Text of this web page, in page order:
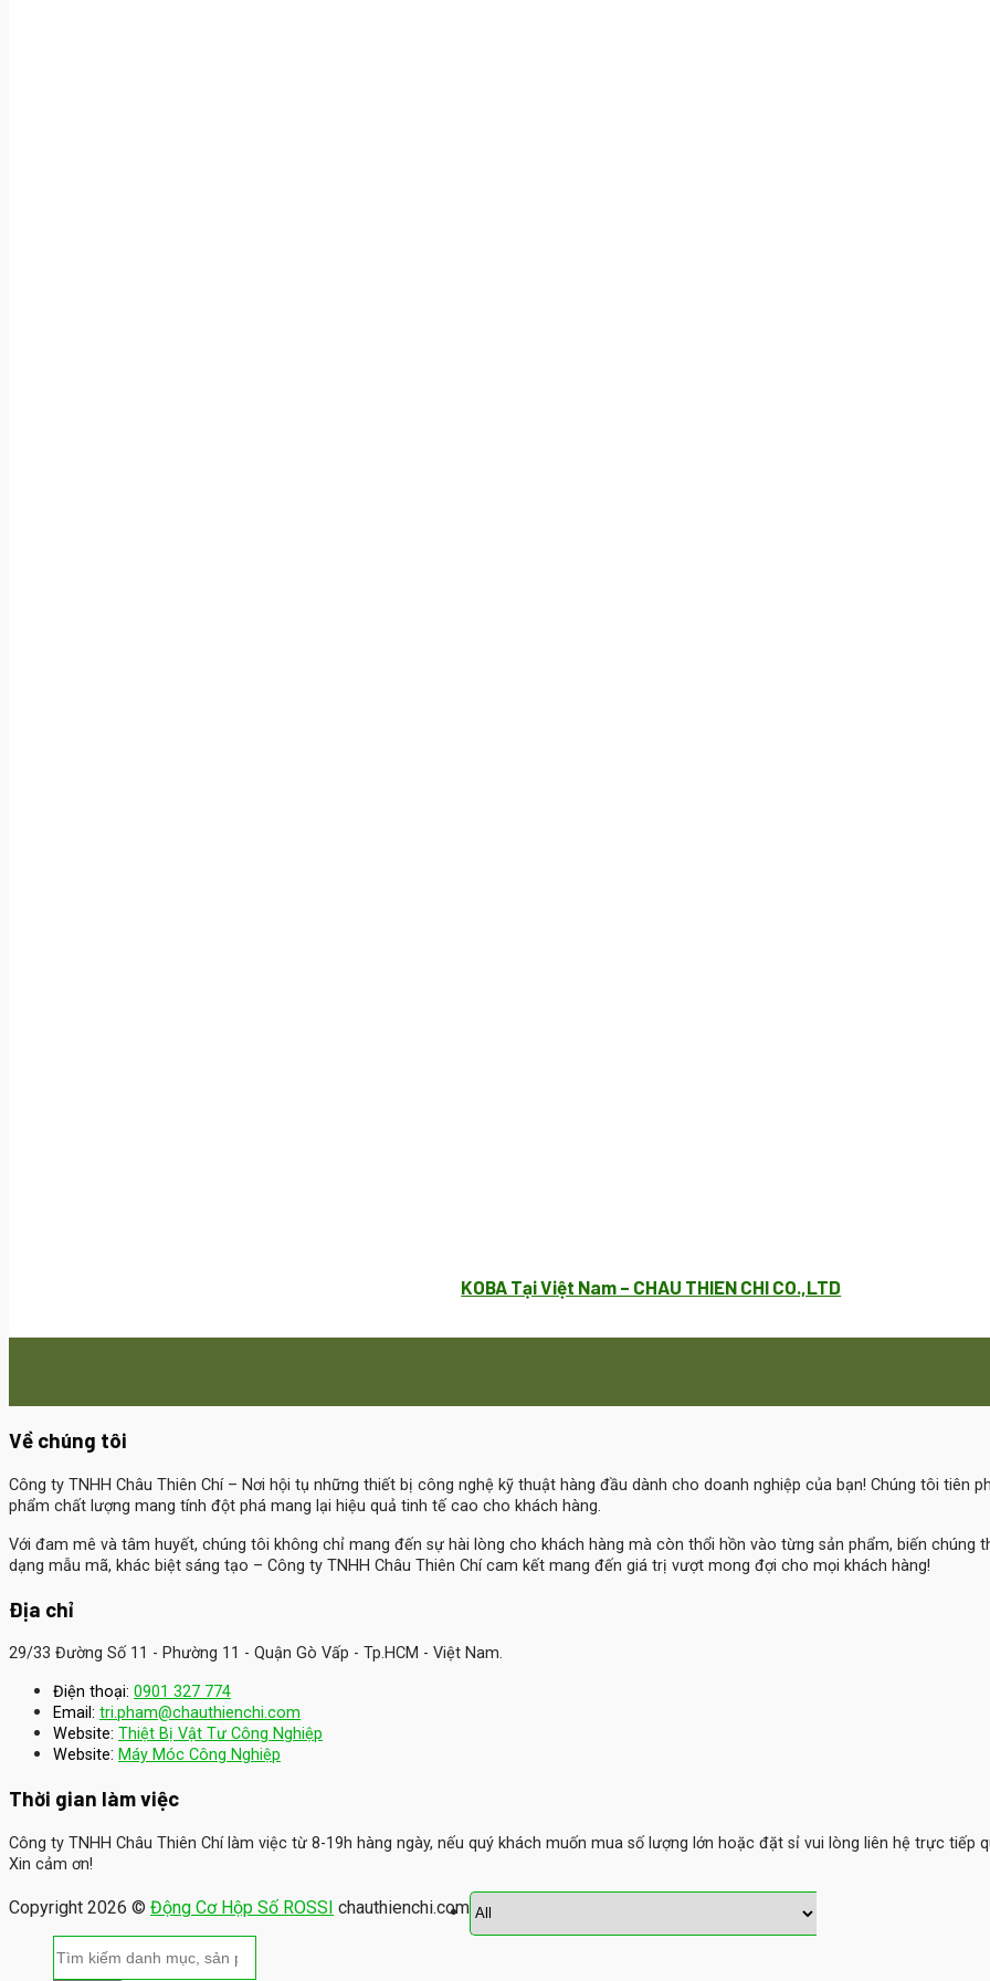
KOBA Tại Việt Nam – CHAU THIEN CHI CO.,LTD
Về chúng tôi
Công ty TNHH Châu Thiên Chí– Nơi hội tụ những thiết bị công nghệ kỹ thuật hàng đầu dành cho doanh nghiệp của bạn! Chúng tôi tiên
phẩm chất lượng mang tính đột phá mang lại hiệu quả tinh tế cao cho khách hàng.
Với đam mê và tâm huyết, chúng tôi không chỉ mang đến sự hài lòng cho khách hàng mà còn thổi hồn vào từng sản phẩm, biến chúng
dạng mẫu mã, khác biệt sáng tạo – Công ty TNHH Châu Thiên Chí cam kết mang đến giá trị vượt mong đợi cho mọi khách hàng!
Địa chỉ
29/33 Đường Số 11 - Phường 11 - Quận Gò Vấp - Tp.HCM - Việt Nam.
Điện thoại: 0901 327 774
Email: tri.pham@chauthienchi.com
Website: Thiệt Bị Vật Tư Công Nghiệp
Website: Máy Móc Công Nghiệp
Thời gian làm việc
Công ty TNHH Châu Thiên Chí làm việc từ 8-19h hàng ngày, nếu quý khách muốn mua số lượng lớn hoặc đặt sỉ vui lòng liên hệ trực tiếp
Xin cảm ơn!
Copyright 2026 © Động Cơ Hộp Số ROSSI chauthienchi.com